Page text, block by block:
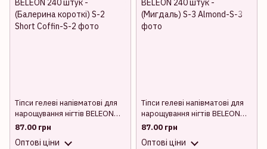
Тіпси гелеві напівматові для
нарощування нігтів BELEON
240 штук - (Балерина
короткі) S-2
87.00 грн
Оптові ціни
Тіпси гелеві напівматові для
нарощування нігтів BELEON
240 штук - (Мигдаль) S-3
87.00 грн
Оптові ціни